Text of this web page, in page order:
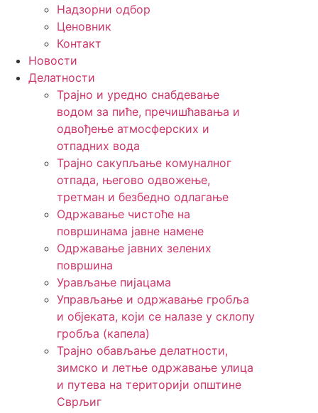
Надзорни одбор
Ценовник
Контакт
Новости
Делатности
Трајно и уредно снабдевање
водом за пиће, пречишћавања и
одвођење атмосферских и
отпадних вода
Трајно сакупљање комуналног
отпада, његово одвожење,
третман и безбедно одлагање
Одржавање чистоће на
површинама јавне намене
Одржавање јавних зелених
површина
Урављање пијацама
Управљање и одржавање гробља
и објеката, који се налазе у склопу
гробља (капела)
Трајно обављање делатности,
зимско и летње одржавање улица
и путева на територији општине
Сврљиг